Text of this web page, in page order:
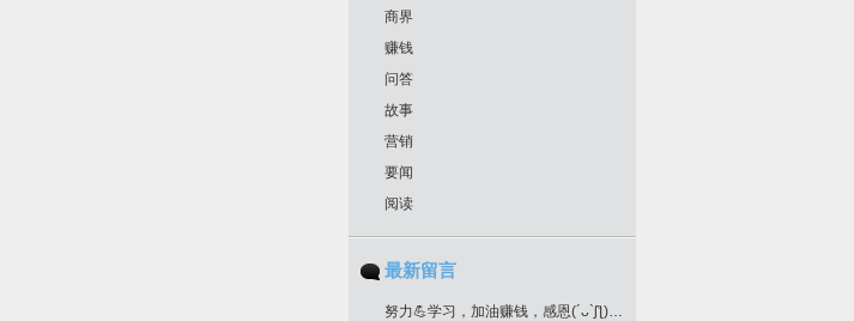
商界
赚钱
问答
故事
营销
要闻
阅读
最新留言
努力💪学习，加油赚钱，感恩(´ᴗ`ʃƪ)老师分享干货